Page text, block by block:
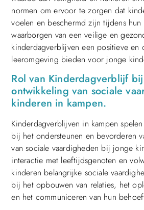
normen om ervoor te zorgen dat
voelen en beschermd zijn tijdens
waarborgen van een veilige en
kinderdagverblijven een positieve en
leeromgeving bieden voor jonge
Rol van Kinderdagverblijf
ontwikkeling van sociale
kinderen in kampen.
Kinderdagverblijven in kampen
bij het ondersteunen en bevorderen
van sociale vaardigheden bij jonge
interactie met leeftijdsgenoten en
kinderen belangrijke sociale
bij het opbouwen van relaties, het
en het communiceren van hun